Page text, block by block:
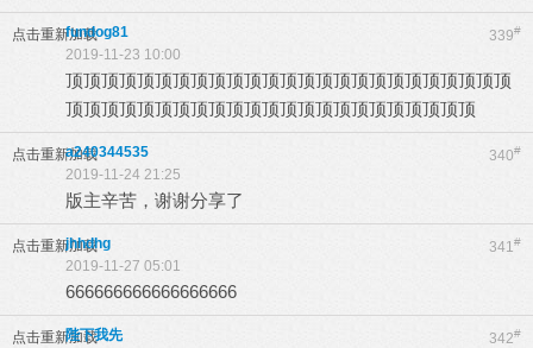
点击重新加载 339#
fundog81
2019-11-23 10:00
顶顶顶顶顶顶顶顶顶顶顶顶顶顶顶顶顶顶顶顶顶顶顶顶顶
顶顶顶顶顶顶顶顶顶顶顶顶顶顶顶顶顶顶顶顶顶顶顶
点击重新加载 340#
a240344535
2019-11-24 21:25
版主辛苦，谢谢分享了
点击重新加载 341#
jhhdhg
2019-11-27 05:01
666666666666666666
点击重新加载 342#
陛下我先